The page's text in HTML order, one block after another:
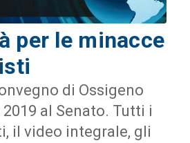
per le minacce
di Ossigeno
al Senato. Tutti i
il video integrale, gli